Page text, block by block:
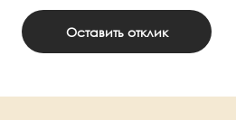
Оставить отклик